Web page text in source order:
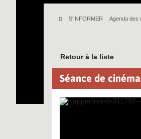
S'INFORMER Agenda des
Retour à la liste
Séance de